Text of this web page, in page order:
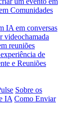
Comunidades
IA em conversas
videochamada
reuniões
de
e Reuniões
Sobre os
IA Como Enviar